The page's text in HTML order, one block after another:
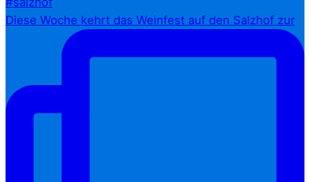
Diese Woche kehrt das Weinfest auf den Salzhof zur